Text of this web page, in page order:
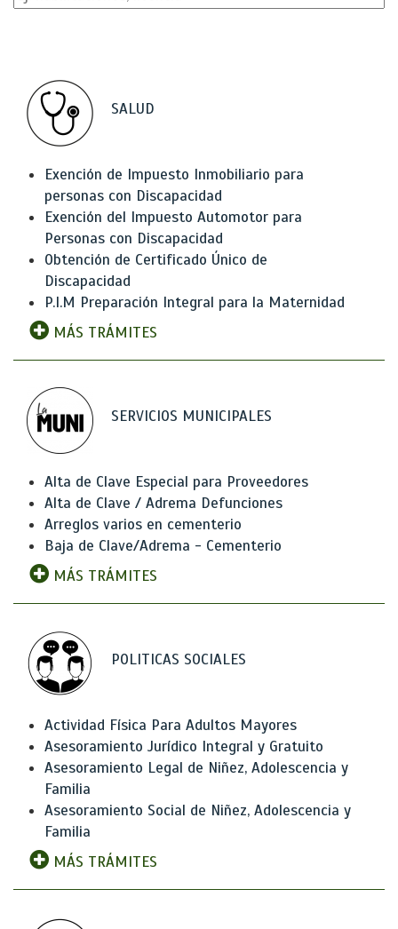
SALUD
Exención de Impuesto Inmobiliario para
personas con Discapacidad
Exención del Impuesto Automotor para
Personas con Discapacidad
Obtención de Certificado Único de
Discapacidad
P.I.M Preparación Integral para la Maternidad
MÁS TRÁMITES
SERVICIOS MUNICIPALES
Alta de Clave Especial para Proveedores
Alta de Clave / Adrema Defunciones
Arreglos varios en cementerio
Baja de Clave/Adrema - Cementerio
MÁS TRÁMITES
POLITICAS SOCIALES
Actividad Física Para Adultos Mayores
Asesoramiento Jurídico Integral y Gratuito
Asesoramiento Legal de Niñez, Adolescencia y
Familia
Asesoramiento Social de Niñez, Adolescencia y
Familia
MÁS TRÁMITES